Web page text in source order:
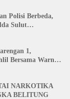
Polisi Berbeda,
Sulut
1,
Bersama Warnai
NARKOTIKA
BELITUNG